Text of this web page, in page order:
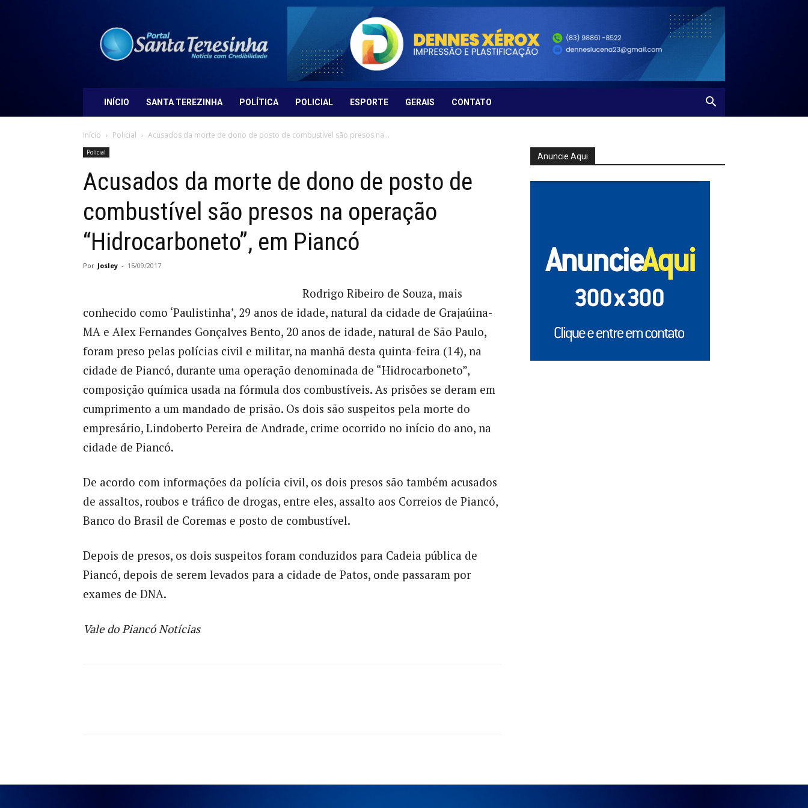
Santa
Teresinha
INÍCIO SANTA TEREZINHA POLÍTICA POLICIAL ESPORTE GERAIS CONTATO
Início Policial Acusados da morte de dono de posto de combustível são presos na...
Policial
Acusados da morte de dono de posto de
combustível são presos na operação
“Hidrocarboneto”, em Piancó
Por Josley - 15/09/2017
Rodrigo Ribeiro de Souza, mais
conhecido como ‘Paulistinha’, 29 anos de idade, natural da cidade de Grajaúina-
MA e Alex Fernandes Gonçalves Bento, 20 anos de idade, natural de São Paulo,
foram preso pelas polícias civil e militar, na manhã desta quinta-feira (14), na
cidade de Piancó, durante uma operação denominada de “Hidrocarboneto”,
composição química usada na fórmula dos combustíveis. As prisões se deram em
cumprimento a um mandado de prisão. Os dois são suspeitos pela morte do
empresário, Lindoberto Pereira de Andrade, crime ocorrido no início do ano, na
cidade de Piancó.
De acordo com informações da polícia civil, os dois presos são também acusados
de assaltos, roubos e tráfico de drogas, entre eles, assalto aos Correios de Piancó,
Banco do Brasil de Coremas e posto de combustível.
Depois de presos, os dois suspeitos foram conduzidos para Cadeia pública de
Piancó, depois de serem levados para a cidade de Patos, onde passaram por
exames de DNA.
Vale do Piancó Notícias
Anuncie Aqui